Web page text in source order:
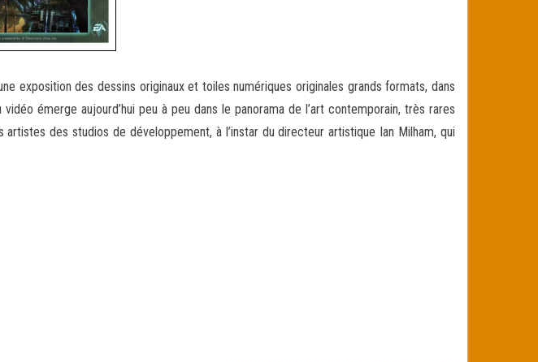
exposition des dessins originaux et toiles numériques originales grands formats, dans
émerge aujourd’hui peu à peu dans le panorama de l’art contemporain, très rares
des studios de développement, à l’instar du directeur artistique Ian Milham, qui